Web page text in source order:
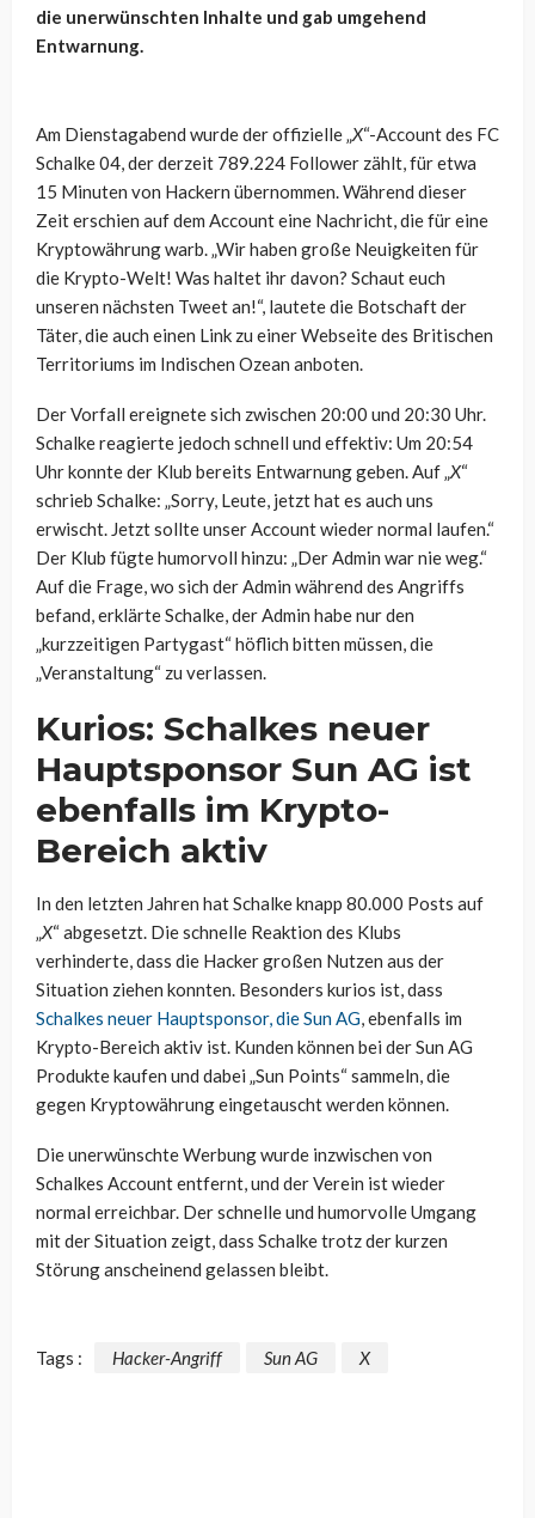
die unerwünschten Inhalte und gab umgehend
Entwarnung.
Am Dienstagabend wurde der offizielle „X“-Account des FC
Schalke 04, der derzeit 789.224 Follower zählt, für etwa
15 Minuten von Hackern übernommen. Während dieser
Zeit erschien auf dem Account eine Nachricht, die für eine
Kryptowährung warb. „Wir haben große Neuigkeiten für
die Krypto-Welt! Was haltet ihr davon? Schaut euch
unseren nächsten Tweet an!“, lautete die Botschaft der
Täter, die auch einen Link zu einer Webseite des Britischen
Territoriums im Indischen Ozean anboten.
Der Vorfall ereignete sich zwischen 20:00 und 20:30 Uhr.
Schalke reagierte jedoch schnell und effektiv: Um 20:54
Uhr konnte der Klub bereits Entwarnung geben. Auf „X“
schrieb Schalke: „Sorry, Leute, jetzt hat es auch uns
erwischt. Jetzt sollte unser Account wieder normal laufen.“
Der Klub fügte humorvoll hinzu: „Der Admin war nie weg.“
Auf die Frage, wo sich der Admin während des Angriffs
befand, erklärte Schalke, der Admin habe nur den
„kurzzeitigen Partygast“ höflich bitten müssen, die
„Veranstaltung“ zu verlassen.
Kurios: Schalkes neuer
Hauptsponsor Sun AG ist
ebenfalls im Krypto-
Bereich aktiv
In den letzten Jahren hat Schalke knapp 80.000 Posts auf
„X“ abgesetzt. Die schnelle Reaktion des Klubs
verhinderte, dass die Hacker großen Nutzen aus der
Situation ziehen konnten. Besonders kurios ist, dass
Schalkes neuer Hauptsponsor, die Sun AG, ebenfalls im
Krypto-Bereich aktiv ist. Kunden können bei der Sun AG
Produkte kaufen und dabei „Sun Points“ sammeln, die
gegen Kryptowährung eingetauscht werden können.
Die unerwünschte Werbung wurde inzwischen von
Schalkes Account entfernt, und der Verein ist wieder
normal erreichbar. Der schnelle und humorvolle Umgang
mit der Situation zeigt, dass Schalke trotz der kurzen
Störung anscheinend gelassen bleibt.
Tags : Hacker-Angriff Sun AG X